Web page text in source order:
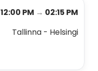
12:00 PM → 02:15 PM
Tallinna - Helsingi